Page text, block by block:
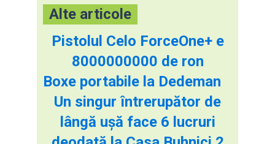
Alte articole
Pistolul Celo ForceOne+ e
8000000000 de ron
Boxe portabile la Dedeman
Un singur întrerupător de
lângă ușă face 6 lucruri